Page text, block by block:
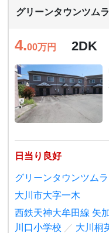
グリーンタウンツムラ
4.00万円 2DK
日当り良好
グリーンタウンツムラ
大川市大字一木
西鉄天神大牟田線 矢
川口小学校 ／ 大川桐